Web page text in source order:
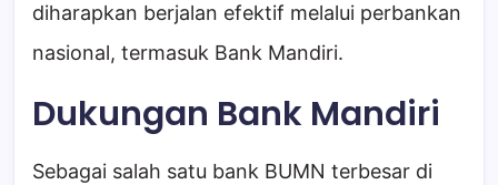
diharapkan berjalan efektif melalui perbankan
nasional, termasuk Bank Mandiri.
Dukungan Bank Mandiri
Sebagai salah satu bank BUMN terbesar di